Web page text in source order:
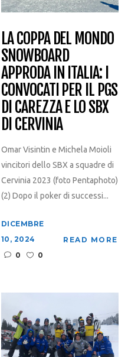
LA COPPA DEL MONDO
SNOWBOARD
APPRODA IN ITALIA: I
CONVOCATI PER IL PGS
DI CAREZZA E LO SBX
DI CERVINIA
Omar Visintin e Michela Moioli
vincitori dello SBX a squadre di
Cervinia 2023 (foto Pentaphoto)
(2) Dopo il poker di successi...
DICEMBRE
10, 2024
0
0
READ MORE